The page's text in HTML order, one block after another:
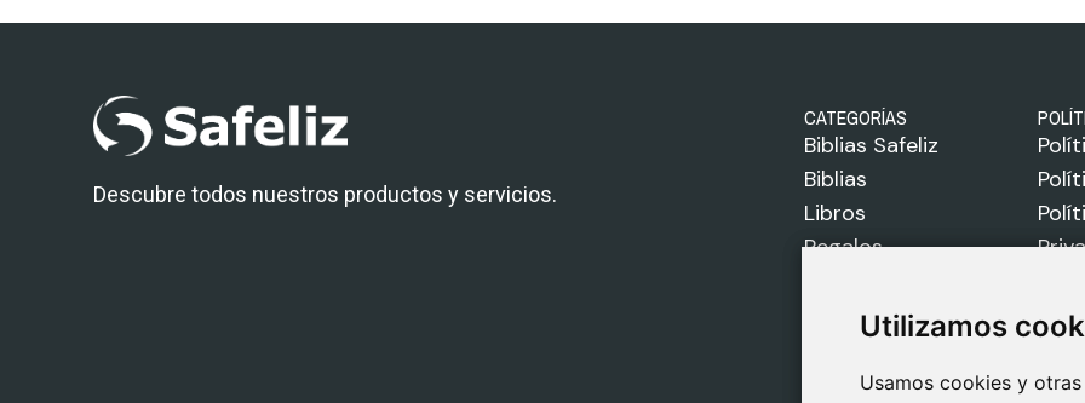
Utilizamos
Usamos cookies y
Utilizamos
Usamos cookies y
Descubre todos nuestros productos y servicios.
CATEGORÍAS
Biblias Safeliz
Biblias
Libros
Regalos
Sobre Nosotros